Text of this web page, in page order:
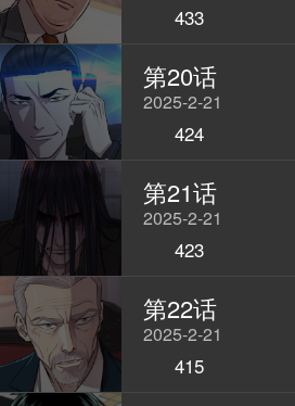
433
第20话
2025-2-21
424
第21话
2025-2-21
423
第22话
2025-2-21
415